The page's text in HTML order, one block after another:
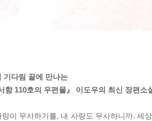
기다림 끝에 만나는
함 110호의 우편물』 이도우의 최신 장편소
랑이 무사하기를, 내 사랑도 무사하니까. 세